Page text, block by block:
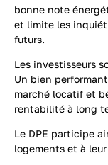
bonne note
et limite les
futurs.
Les investisseurs
Un bien
marché locatif et
rentabilité à long
Le DPE participe
logements et à